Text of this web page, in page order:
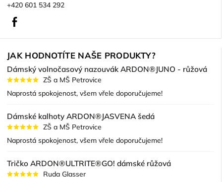
+420 601 534 292
JAK HODNOTÍTE NAŠE PRODUKTY?
Dámský volnočasový nazouvák ARDON®JUNO - růžová
ZŠ a MŠ Petrovice
Naprostá spokojenost, všem vřele doporučujeme!
Dámské kalhoty ARDON®JASVENA šedá
ZŠ a MŠ Petrovice
Naprostá spokojenost, všem vřele doporučujeme!
Tričko ARDON®ULTRITE®GO! dámské růžová
Ruda Glasser